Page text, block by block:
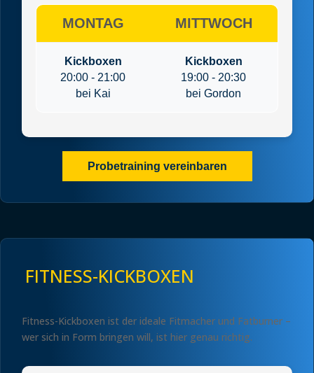
MONTAG MITTWOCH
Kickboxen
20:00 - 21:00
bei Kai
Kickboxen
19:00 - 20:30
bei Gordon
Probetraining vereinbaren
FITNESS-KICKBOXEN
Fitness-Kickboxen ist der ideale Fitmacher und Fatburner –
wer sich in Form bringen will, ist hier genau richtig.